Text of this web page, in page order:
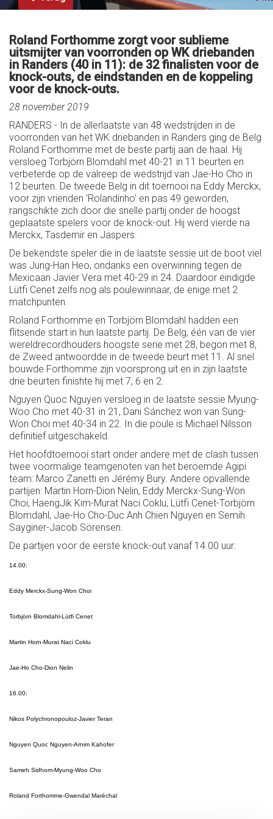
Roland Forthomme zorgt voor sublieme
uitsmijter van voorronden op WK driebanden
in Randers (40 in 11): de 32 finalisten voor de
knock-outs, de eindstanden en de koppeling
voor de knock-outs.
28 november 2019
RANDERS - In de allerlaatste van 48 wedstrijden in de
voorronden van het WK driebanden in Randers ging de Belg
Roland Forthomme met de beste partij aan de haal. Hij
versloeg Torbjörn Blomdahl met 40-21 in 11 beurten en
verbeterde op de valreep de wedstrijd van Jae-Ho Cho in
12 beurten. De tweede Belg in dit toernooi na Eddy Merckx,
voor zijn vrienden 'Rolandinho' en pas 49 geworden,
rangschikte zich door die snelle partij onder de hoogst
geplaatste spelers voor de knock-out. Hij werd vierde na
Merckx, Tasdemir en Jaspers.
De bekendste speler die in de laatste sessie uit de boot viel
was Jung-Han Heo, ondanks een overwinning tegen de
Mexicaan Javier Vera met 40-29 in 24. Daardoor eindigde
Lütfi Cenet zelfs nog als poulewinnaar, de enige met 2
matchpunten.
Roland Forthomme en Torbjörn Blomdahl hadden een
flitsende start in hun laatste partij. De Belg, één van de vier
wereldrecordhouders hoogste serie met 28, begon met 8,
de Zweed antwoordde in de tweede beurt met 11. Al snel
bouwde Forthomme zijn voorsprong uit en in zijn laatste
drie beurten finishte hij met 7, 6 en 2.
Nguyen Quoc Nguyen versloeg in de laatste sessie Myung-
Woo Cho met 40-31 in 21, Dani Sánchez won van Sung-
Won Choi met 40-34 in 22. In die poule is Michael Nilsson
definitief uitgeschakeld.
Het hoofdtoernooi start onder andere met de clash tussen
twee voormalige teamgenoten van het beroemde Agipi
team: Marco Zanetti en Jérémy Bury. Andere opvallende
partijen: Martin Horn-Dion Nelin, Eddy Merckx-Sung-Won
Choi, HaengJik Kim-Murat Naci Coklu, Lütfi Cenet-Torbjörn
Blomdahl, Jae-Ho Cho-Duc Anh Chien Nguyen en Semih
Sayginer-Jacob Sörensen.
De partijen voor de eerste knock-out vanaf 14.00 uur:
14.00:
Eddy Merckx-Sung-Won Choi
Torbjörn Blomdahl-Lütfi Cenet
Martin Horn-Murat Naci Coklu
Jae-Ho Cho-Dion Nelin
16.00:
Nikos Polychronopouloz-Javier Teran
Nguyen Quoc Nguyen-Arnim Kahofer
Sameh Sidhom-Myung-Woo Cho
Roland Forthomme-Gwendal Maréchal